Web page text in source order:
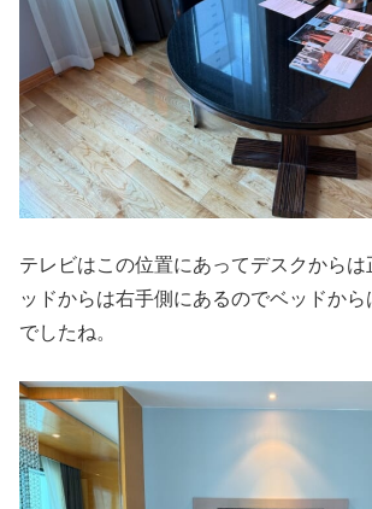
テレビはこの位置にあってデスクからは
ッドからは右手側にあるのでベッドか
でしたね。